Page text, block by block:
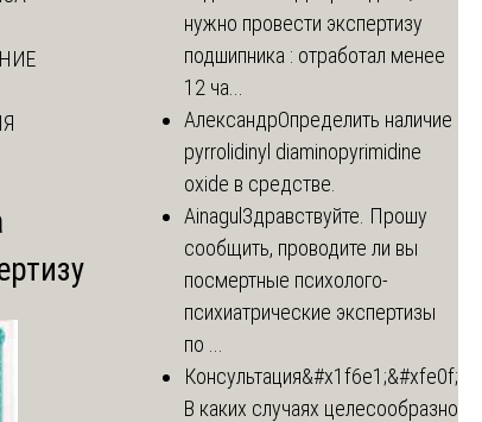
нужно провести экспертизу
подшипника : отработал менее
12 ча...
АлександрОпределить наличие
pyrrolidinyl diaminopyrimidine
oxide в средстве.
Ainagul Здравствуйте. Прошу
сообщить, проводите ли вы
посмертные психолого-
психиатрические экспертизы
по ...
Консультация&#x1f6e1;&#xfe0f;
В каких случаях целесообразно